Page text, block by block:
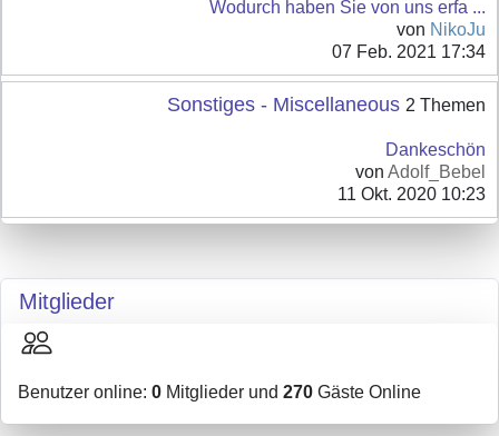
Wodurch haben Sie von uns erfa ...
von NikoJu
07 Feb. 2021 17:34
Sonstiges - Miscellaneous 2 Themen
Dankeschön
von Adolf_Bebel
11 Okt. 2020 10:23
Mitglieder
Benutzer online: 0 Mitglieder und 270 Gäste Online